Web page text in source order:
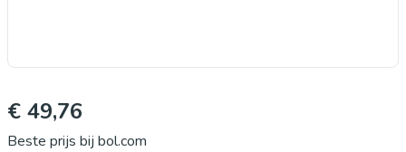
€ 49,76
Beste prijs bij bol.com